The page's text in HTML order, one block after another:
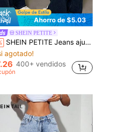
Ahorro de $5.03
SHEIN PETITE
SHEIN PETITE Jeans ajustados y elásticos para mujer con bordado en cruz, azul, para mujeres de talla pequeña
agotado!
400+ vendidos